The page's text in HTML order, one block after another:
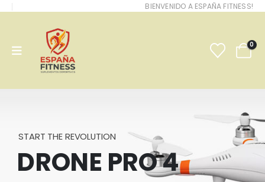
BIENVENIDO A ESPAÑA FITNESS!
0
START THE REVOLUTION
DRONE PRO 4